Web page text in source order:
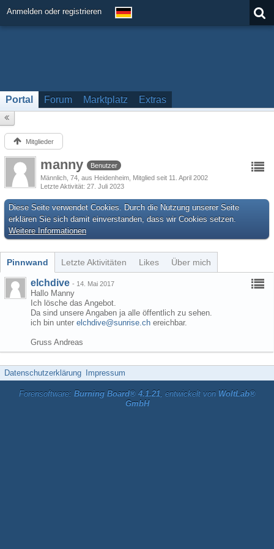
Anmelden oder registrieren
Portal Forum Marktplatz Extras
Mitglieder
manny
Benutzer
Männlich 74 aus Heidenheim Mitglied seit 11. April 2002
Letzte Aktivität 27. Juli 2023
Diese Seite verwendet Cookies. Durch die Nutzung unserer Seite
erklären Sie sich damit einverstanden, dass wir Cookies setzen.
Weitere Informationen
Pinnwand Letzte Aktivitäten Likes Über mich
elchdive - 14. Mai 2017
Hallo Manny
Ich lösche das Angebot.
Da sind unsere Angaben ja alle öffentlich zu sehen.
ich bin unter elchdive@sunrise.ch ereichbar.
Gruss Andreas
Datenschutzerklärung Impressum
Forensoftware: Burning Board® 4.1.21, entwickelt von WoltLab®
GmbH